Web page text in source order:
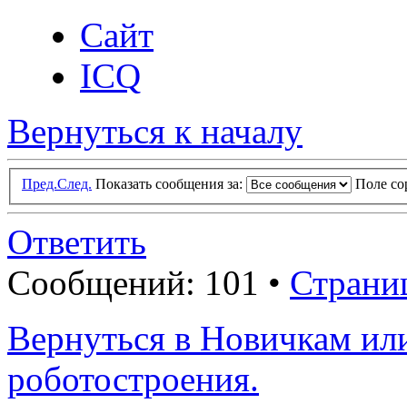
Сайт
ICQ
Вернуться к началу
Пред.След. Показать сообщения за: Поле
Ответить
Сообщений: 101 •
Вернуться в Новичкам
роботостроения.